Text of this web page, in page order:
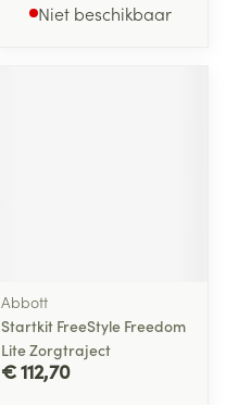
Niet beschikbaar
Abbott
Startkit FreeStyle Freedom
Lite Zorgtraject
€ 112,70